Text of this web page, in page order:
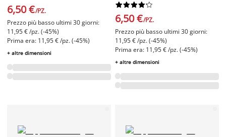
6,50 €/PZ.
Prezzo più basso ultimi 30 giorni:
11,95 € /pz. (-45%)
Prima era: 11,95 € /pz. (-45%)
+ altre dimensioni






6,50 €/PZ.
Prezzo più basso ultimi 30 giorni:
11,95 € /pz. (-45%)
Prima era: 11,95 € /pz. (-45%)
+ altre dimensioni